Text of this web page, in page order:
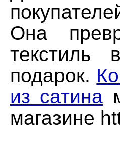
Она
текстиль
подарок.
из сатина
магазине